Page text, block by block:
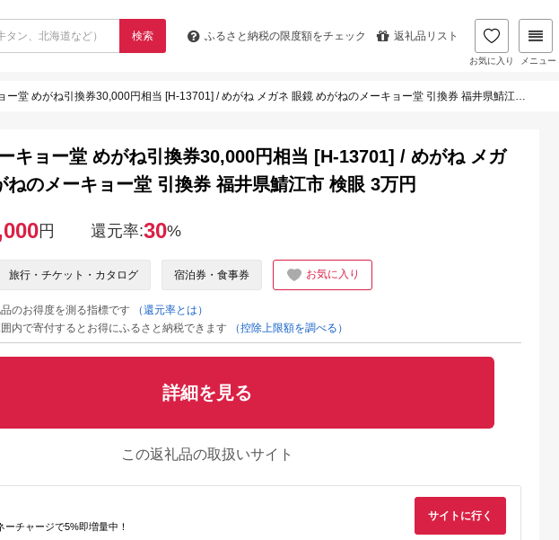
検索 ふるさと納税の限度額をチェック 返礼品リスト
お気に入り メニュー
堂 めがね引換券30,000円相当 [H-13701] / めがね メガネ 眼鏡 めがねのメーキョー堂 引換券 福井県鯖江市 検眼 3万円
キョー堂 めがね引換券30,000円相当 [H-13701] / めがね メガ
ねのメーキョー堂 引換券 福井県鯖江市 検眼 3万円
円 還元率:30%
旅行・チケット・カタログ 宿泊券・食事券 お気に入り
のお得度を測る指標です
（還元率とは）
内で寄付するとお得にふるさと納税できます
（控除上限額を調べる）
詳細を見る
この返礼品の取扱いサイト
ーチャージで5%即増量中！
サイトに行く